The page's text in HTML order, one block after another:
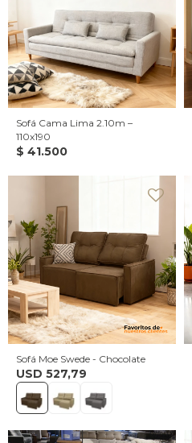
Sofá Cama Lima 2.10m –
110x190
$ 41.500
Sofá Moe Swede - Chocolate
USD 527,79